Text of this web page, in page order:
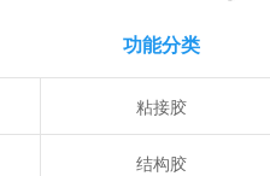
功能分类
粘接胶
结构胶